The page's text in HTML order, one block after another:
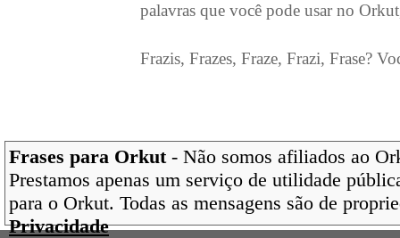
palavras que você pode usar no
Frazis, Frazes, Fraze, Frazi, Frase?
Frases para Orkut- Não somos afiliados ao
Prestamos apenas um serviço de utilidade
para o Orkut. Todas as mensagens são de
Privacidade